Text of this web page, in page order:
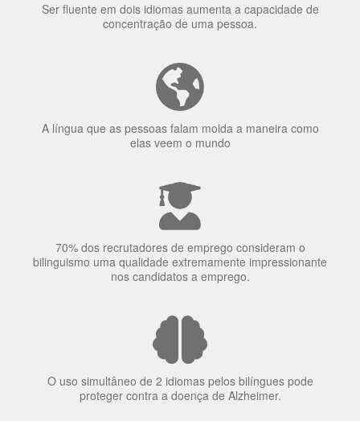
Ser fluente em dois idiomas aumenta a capacidade de
concentração de uma pessoa.
A língua que as pessoas falam molda a maneira como
elas veem o mundo
70% dos recrutadores de emprego consideram o
bilinguismo uma qualidade extremamente impressionante
nos candidatos a emprego.
O uso simultâneo de 2 idiomas pelos bilíngues pode
proteger contra a doença de Alzheimer.